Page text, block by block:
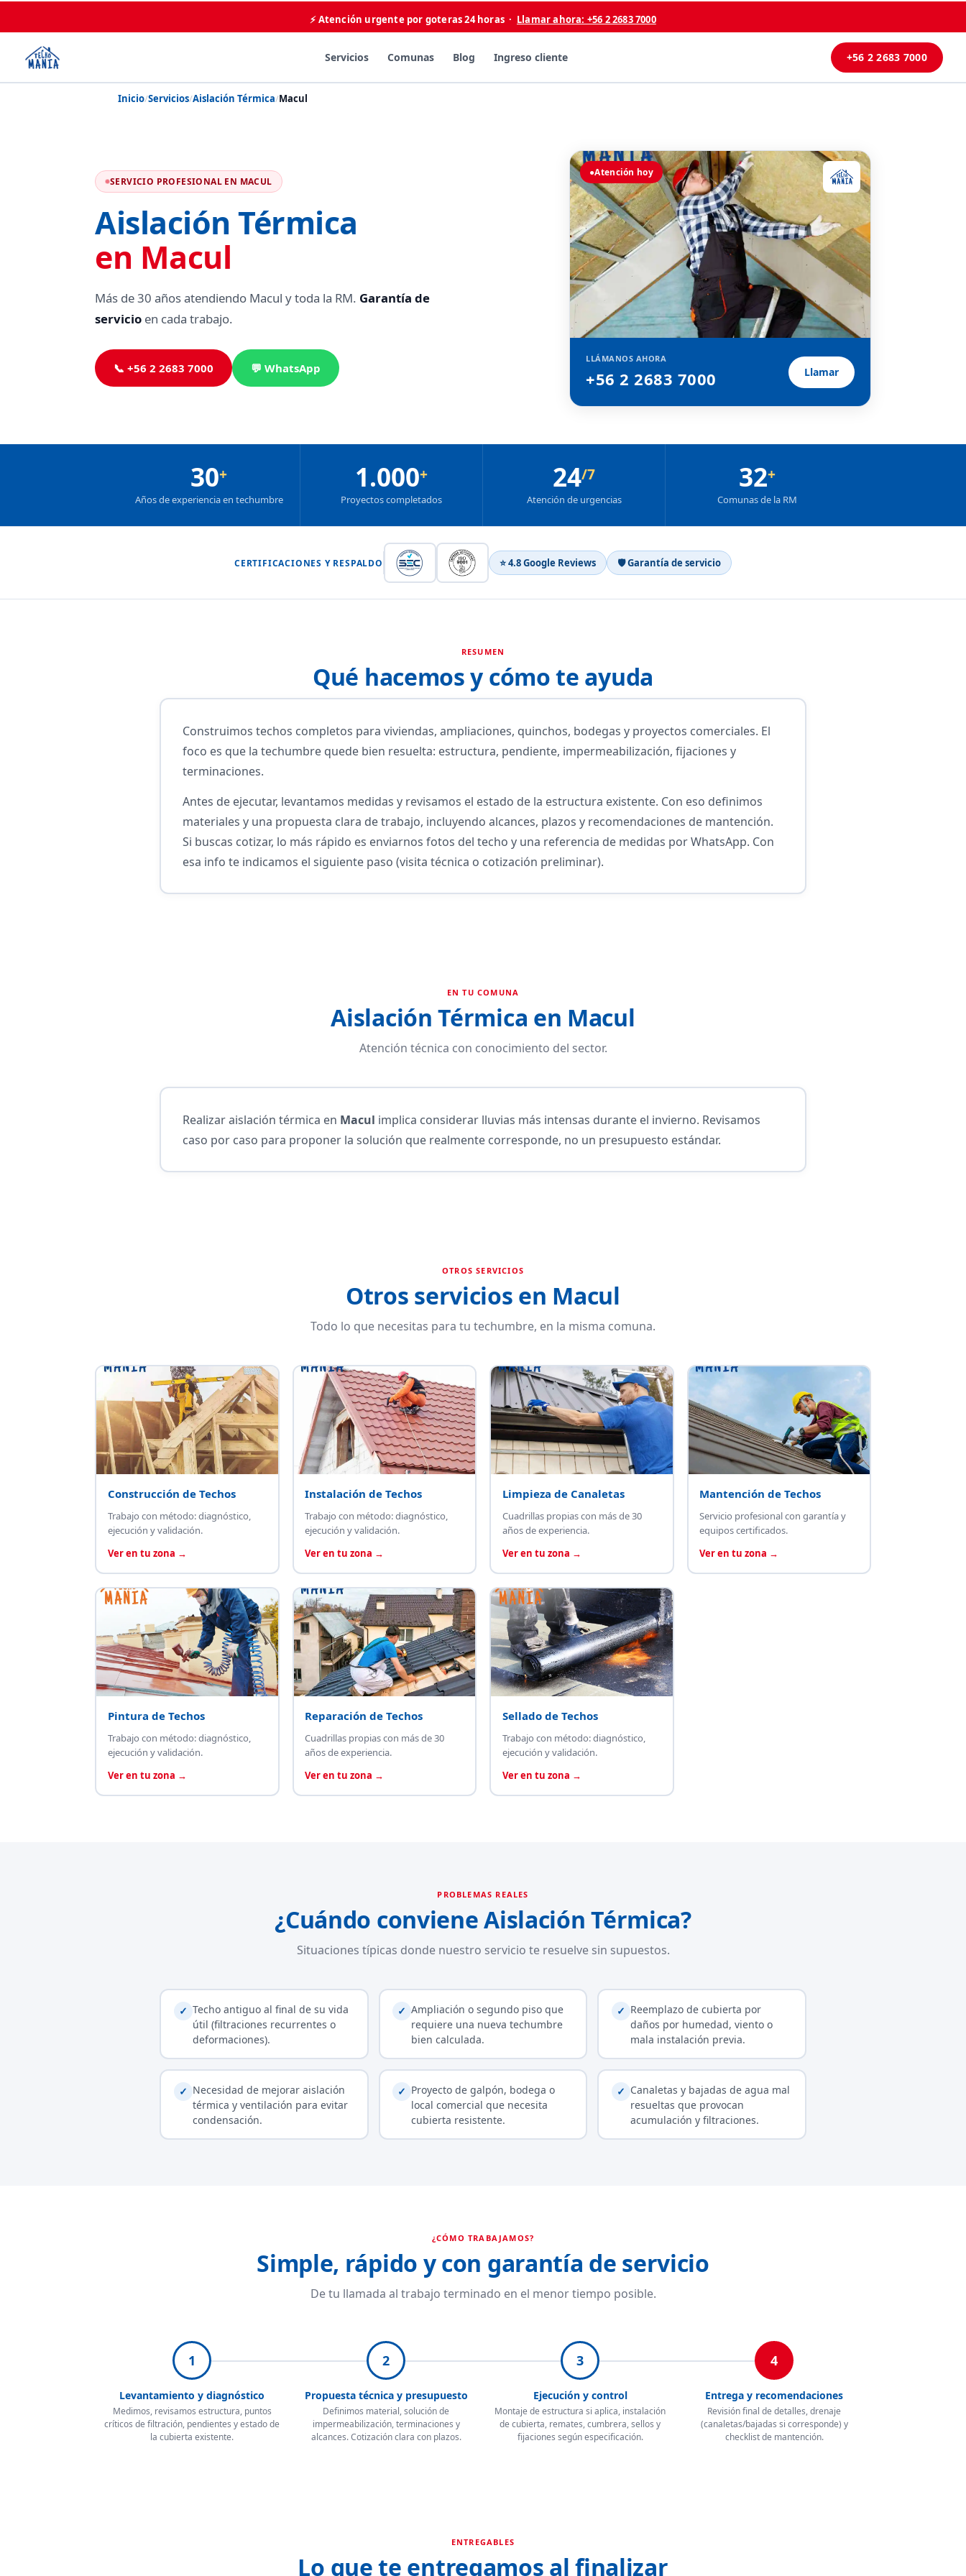
⚡ Atención urgente por goteras 24 horas · Llamar ahora: +56 2 2683 7000
Servicios Comunas Blog Ingreso cliente +56 2 2683 7000
Inicio/Servicios/Aislación Térmica/Macul
SERVICIO PROFESIONAL EN MACUL
Aislación Térmica
en Macul
Más de 30 años atendiendo Macul y toda la RM. Garantía de
servicio en cada trabajo.
📞 +56 2 2683 7000 💬 WhatsApp
●Atención hoy
LLÁMANOS AHORA
+56 2 2683 7000 Llamar
30+
Años de experiencia en techumbre
1.000+
Proyectos completados
24/7
Atención de urgencias
32+
Comunas de la RM
CERTIFICACIONES Y RESPALDO ⭐ 4.8 Google Reviews 🛡 Garantía de servicio
RESUMEN
Qué hacemos y cómo te ayuda
Construimos techos completos para viviendas, ampliaciones, quinchos, bodegas y proyectos comerciales. El
foco es que la techumbre quede bien resuelta: estructura, pendiente, impermeabilización, fijaciones y
terminaciones.
Antes de ejecutar, levantamos medidas y revisamos el estado de la estructura existente. Con eso definimos
materiales y una propuesta clara de trabajo, incluyendo alcances, plazos y recomendaciones de mantención.
Si buscas cotizar, lo más rápido es enviarnos fotos del techo y una referencia de medidas por WhatsApp. Con
esa info te indicamos el siguiente paso (visita técnica o cotización preliminar).
EN TU COMUNA
Aislación Térmica en Macul
Atención técnica con conocimiento del sector.
Realizar aislación térmica en Macul implica considerar lluvias más intensas durante el invierno. Revisamos
caso por caso para proponer la solución que realmente corresponde, no un presupuesto estándar.
OTROS SERVICIOS
Otros servicios en Macul
Todo lo que necesitas para tu techumbre, en la misma comuna.
Construcción de Techos
Trabajo con método: diagnóstico,
ejecución y validación.
Ver en tu zona →
Instalación de Techos
Trabajo con método: diagnóstico,
ejecución y validación.
Ver en tu zona →
Limpieza de Canaletas
Cuadrillas propias con más de 30
años de experiencia.
Ver en tu zona →
Mantención de Techos
Servicio profesional con garantía y
equipos certificados.
Ver en tu zona →
Pintura de Techos
Trabajo con método: diagnóstico,
ejecución y validación.
Ver en tu zona →
Reparación de Techos
Cuadrillas propias con más de 30
años de experiencia.
Ver en tu zona →
Sellado de Techos
Trabajo con método: diagnóstico,
ejecución y validación.
Ver en tu zona →
PROBLEMAS REALES
¿Cuándo conviene Aislación Térmica?
Situaciones típicas donde nuestro servicio te resuelve sin supuestos.
✓ Techo antiguo al final de su vida
útil (filtraciones recurrentes o
deformaciones).
✓ Ampliación o segundo piso que
requiere una nueva techumbre
bien calculada.
✓ Reemplazo de cubierta por
daños por humedad, viento o
mala instalación previa.
✓ Necesidad de mejorar aislación
térmica y ventilación para evitar
condensación.
✓ Proyecto de galpón, bodega o
local comercial que necesita
cubierta resistente.
✓ Canaletas y bajadas de agua mal
resueltas que provocan
acumulación y filtraciones.
¿CÓMO TRABAJAMOS?
Simple, rápido y con garantía de servicio
De tu llamada al trabajo terminado en el menor tiempo posible.
1
Levantamiento y diagnóstico
Medimos, revisamos estructura, puntos
críticos de filtración, pendientes y estado de
la cubierta existente.
2
Propuesta técnica y presupuesto
Definimos material, solución de
impermeabilización, terminaciones y
alcances. Cotización clara con plazos.
3
Ejecución y control
Montaje de estructura si aplica, instalación
de cubierta, remates, cumbrera, sellos y
fijaciones según especificación.
4
Entrega y recomendaciones
Revisión final de detalles, drenaje
(canaletas/bajadas si corresponde) y
checklist de mantención.
ENTREGABLES
Lo que te entregamos al finalizar